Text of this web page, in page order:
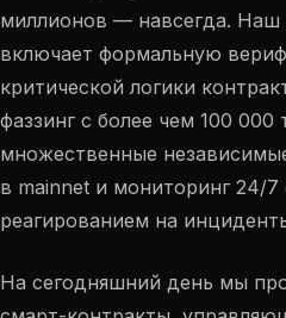
миллионов — навсегда. Наш
включает формальную
критической логики
фаззинг с более чем 100 000
множественные
в mainnet и мониторинг 24/7
реагированием на
На сегодняшний день мы